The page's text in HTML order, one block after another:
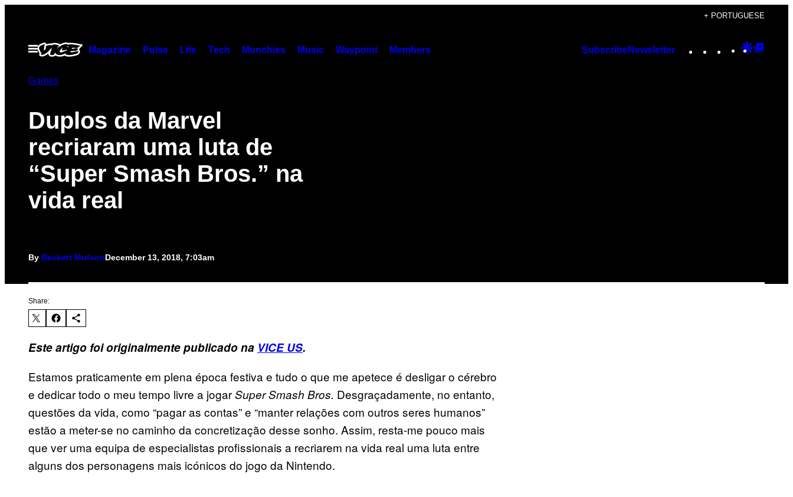
content
+ PORTUGUESE
Open
Menu
Magazine Pulse Life Tech Munchies Music Waypoint Members SubscribeNewsletter Instagram
TikTok
YouTube
Google
Games
Duplos da Marvel
recriaram uma luta de
“Super Smash Bros.” na
vida real
By Beckett MufsonDecember 13, 2018, 7:03am
Share:
Este artigo foi originalmente publicado na VICE US.
Estamos praticamente em plena época festiva e tudo o que me apetece é desligar o cérebro
e dedicar todo o meu tempo livre a jogarSuper Smash Bros. Desgraçadamente, no entanto,
questões da vida, como “pagar as contas” e “manter relações com outros seres humanos”
estão a meter-se no caminho da concretização desse sonho. Assim, resta-me pouco mais
que ver uma equipa de especialistas profissionais a recriarem na vida real uma luta entre
alguns dos personagens mais icónicos do jogo da Nintendo.